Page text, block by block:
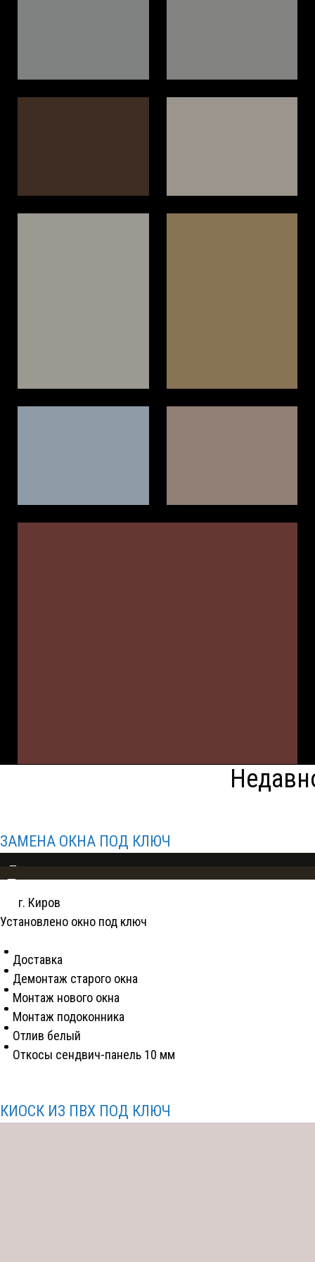
ЗАМЕНА ОКНА ПОД КЛЮЧ
До
После
г. Киров
Установлено окно под ключ
Доставка
Демонтаж старого окна
Монтаж нового окна
Монтаж подоконника
Отлив белый
Откосы сендвич-панель 10 мм
КИОСК ИЗ ПВХ ПОД КЛЮЧ